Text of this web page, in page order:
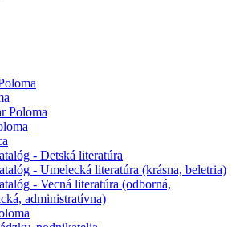
Poloma
- Detská literatúra
- Umelecká literatúra (krásna, beletria)
- Vecná literatúra (odborná,
administratívna)